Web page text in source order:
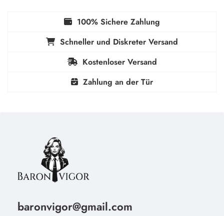
100% Sichere Zahlung
Schneller und Diskreter Versand
Kostenloser Versand
Zahlung an der Tür
baronvigor@gmail.com